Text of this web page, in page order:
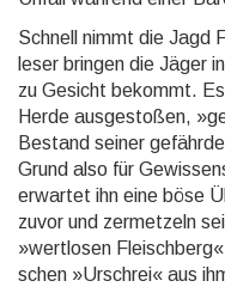
Schnell nimmt die Jagd
leser bringen die Jäger
zu Gesicht bekommt.
Herde ausge­stoßen,
Bestand seiner
Grund also für
erwartet ihn eine böse
zuvor und zermet­zeln
»wertlosen
schen »Urschrei« aus